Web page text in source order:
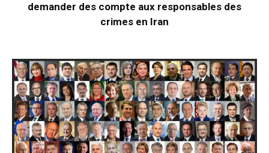
demander des compte aux responsables des
crimes en Iran